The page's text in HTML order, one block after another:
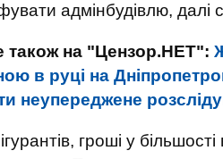
адмінбудівлю, далі
також на "Цензор.НЕТ":
в руці на
неупереджене
гроші у